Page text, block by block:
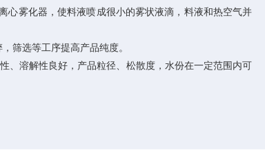
心雾化器，使料液喷成很小的雾状液滴，料液和热空气并
筛选等工序提高产品纯度。
、溶解性良好，产品粒径、松散度，水份在一定范围内可